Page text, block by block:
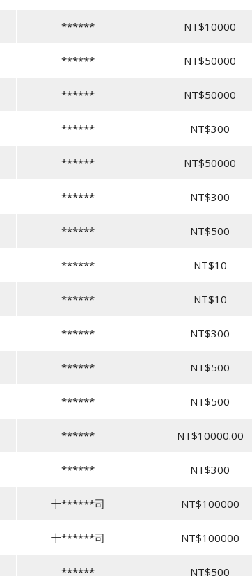
****** NT$10000
****** NT$50000
****** NT$50000
****** NT$300
****** NT$50000
****** NT$300
****** NT$500
****** NT$10
****** NT$10
****** NT$300
****** NT$500
****** NT$500
****** NT$10000.00
****** NT$300
十******司 NT$100000
十******司 NT$100000
****** NT$500